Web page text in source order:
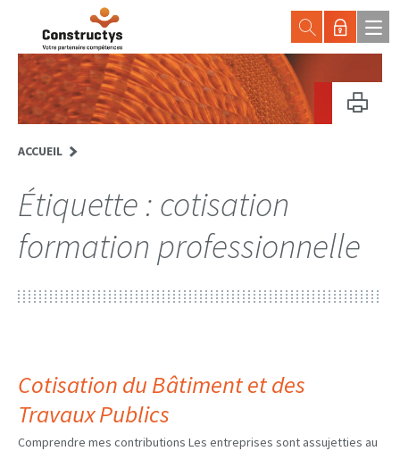
ACCUEIL
Étiquette : cotisation
formation professionnelle
Cotisation du Bâtiment et des
Travaux Publics
Comprendre mes contributions Les entreprises sont assujetties au